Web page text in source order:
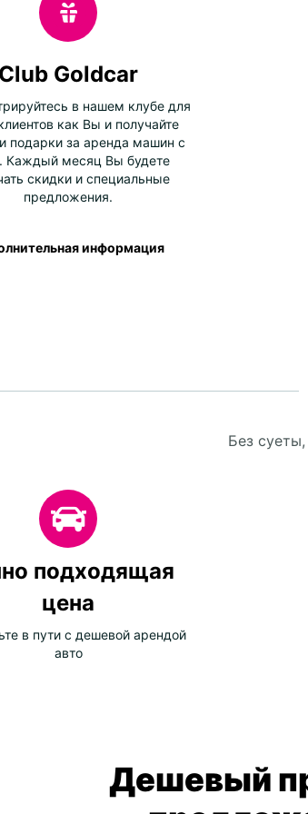
Club Goldcar
в нашем клубе для
как Вы и получайте
подарки за аренда машин с
Каждый месяц Вы будете
скидки и специальные
предложения.
информация
Без
подходящая
цена
в пути с дешевой арендой
авто
Дешевый